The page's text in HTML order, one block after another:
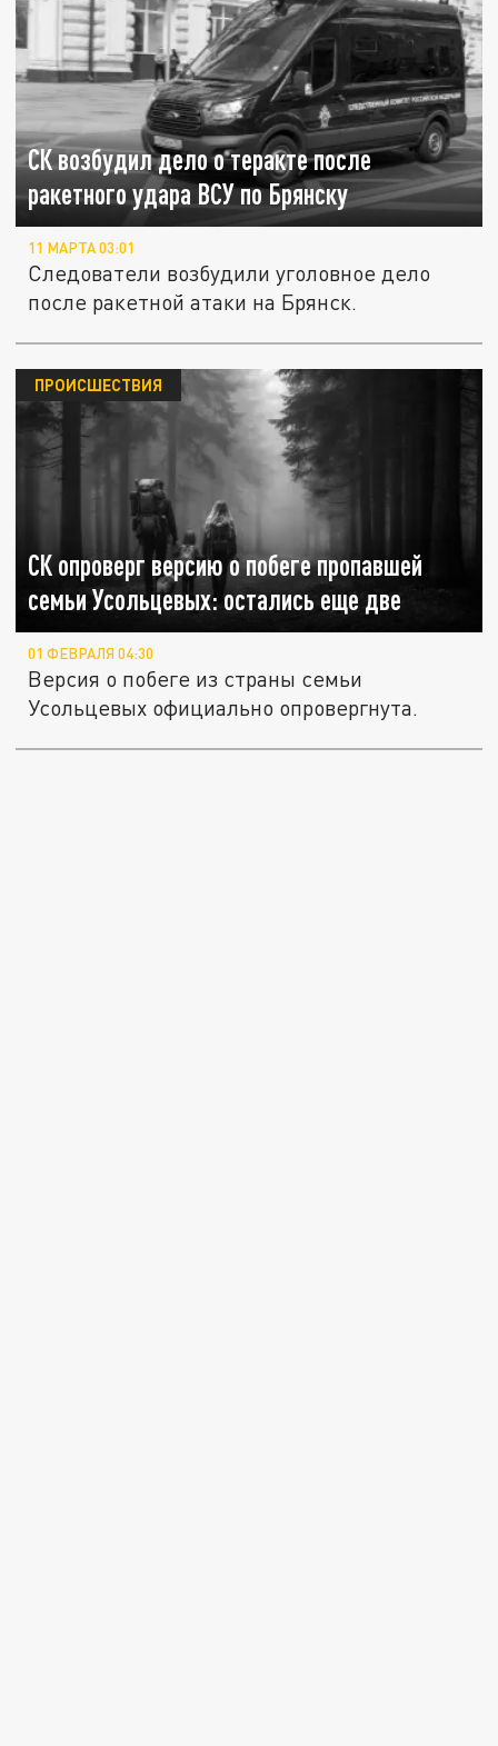
СК возбудил дело о теракте после
ракетного удара ВСУ по Брянску
11 МАРТА 03:01
Следователи возбудили уголовное дело
после ракетной атаки на Брянск.
СК опроверг версию о побеге пропавшей
семьи Усольцевых: остались еще две
ПРОИСШЕСТВИЯ
01 ФЕВРАЛЯ 04:30
Версия о побеге из страны семьи
Усольцевых официально опровергнута.